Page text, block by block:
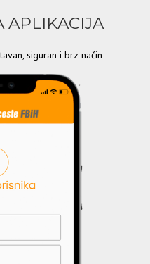
APLIKACIJA
siguran i brz način